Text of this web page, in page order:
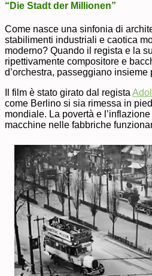
“Die Stadt der Millionen”
Come nasce una sinfonia di
stabilimenti industriali e caotica
moderno? Quando il regista e la
ripettivamente compositore e
d’orchestra, passeggiano insieme
Il film è stato girato dal regista
come Berlino si sia rimessa in
mondiale. La povertà e
macchine nelle fabbriche